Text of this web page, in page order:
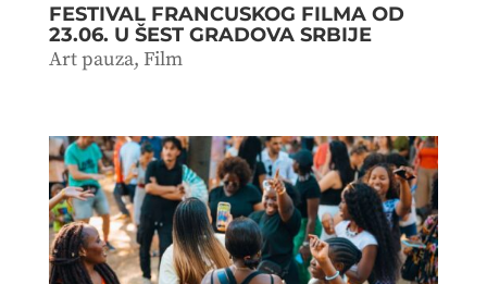
FESTIVAL FRANCUSKOG FILMA OD
23.06. U ŠEST GRADOVA SRBIJE
Art pauza, Film